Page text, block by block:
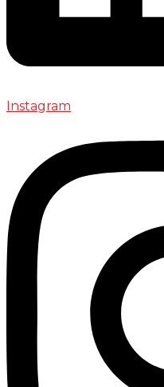
Instagram